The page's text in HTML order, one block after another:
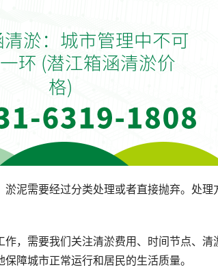
泥需要经过分类处理或者直接抛弃。处
，需要我们关注清淤费用、时间节点、
障城市正常运行和居民的生活质量。